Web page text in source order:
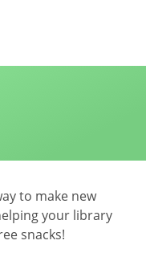
to make new
your library
snacks!